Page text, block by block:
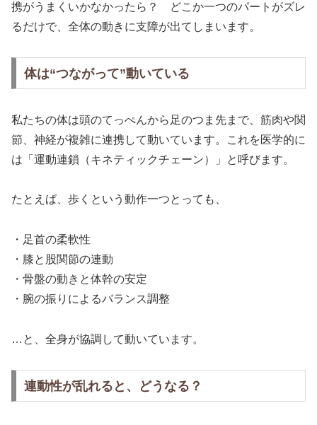
携がうまくいかなかったら？ どこか一つのパートがズレ
るだけで、全体の動きに支障が出てしまいます。
体は“つながって”動いている
私たちの体は頭のてっぺんから足のつま先まで、筋肉や関
節、神経が複雑に連携して動いています。これを医学的に
は「運動連鎖（キネティックチェーン）」と呼びます。
たとえば、歩くという動作一つとっても、
・足首の柔軟性
・膝と股関節の連動
・骨盤の動きと体幹の安定
・腕の振りによるバランス調整
…と、全身が協調して動いています。
連動性が乱れると、どうなる？